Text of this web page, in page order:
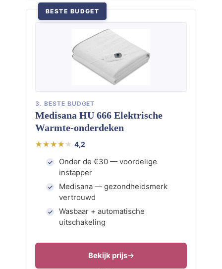
BESTE BUDGET
3. BESTE BUDGET
Medisana HU 666 Elektrische
Warmte-onderdeken
4,2
Onder de €30 — voordelige
instapper
Medisana — gezondheidsmerk
vertrouwd
Wasbaar + automatische
uitschakeling
Bekijk prijs